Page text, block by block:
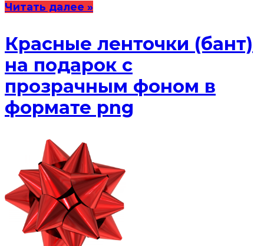
Читать далее »
Красные ленточки (бант)
на подарок с
прозрачным фоном в
формате png